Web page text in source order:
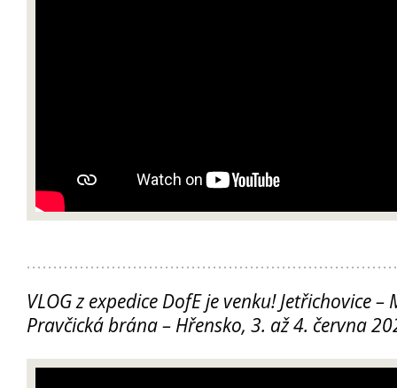
Přijímací řízení 2026
Obchodní akademie – OA
Učební plány a ŠVP
VLOG z expedice DofE je venku! Jetřichovice –
Pravčická brána – Hřensko, 3. až 4. června